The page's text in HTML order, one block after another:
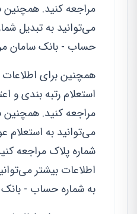
مراجعه کنید. همچنین
می‌توانید به تبدیل
حساب - بانک سامان
همچنین برای اطلاعات
استعلام رتبه بندی و
مراجعه کنید. همچنین
می‌توانید به استعلام
شماره پلاک مراجعه
اطلاعات بیشتر
به شماره حساب -